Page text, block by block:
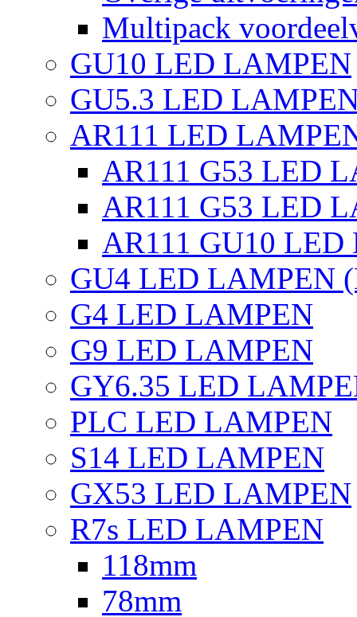
Multipack
GU10 LED LAMPEN
GU5.3 LED
AR111 LED
AR111 G53 LED
AR111 G53 LED
AR111 GU10
GU4 LED LAMPEN
G4 LED LAMPEN
G9 LED LAMPEN
GY6.35 LED
PLC LED LAMPEN
S14 LED LAMPEN
GX53 LED LAMPEN
R7s LED LAMPEN
118mm
78mm